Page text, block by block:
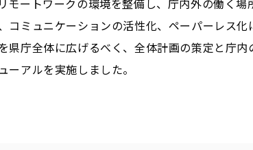
コミュニケーションの活性化、ペーパーレス
県庁全体に広げるべく、全体計画の策定と庁
アルを実施しました。